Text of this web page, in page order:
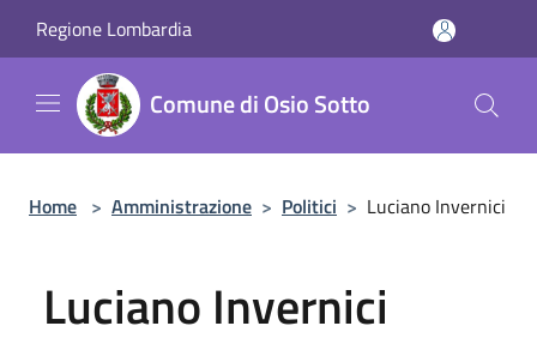
Regione Lombardia
Comune di Osio Sotto
Home > Amministrazione > Politici > Luciano Invernici
Luciano Invernici